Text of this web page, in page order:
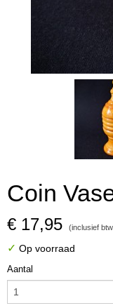
Coin
€ 17,95 (inclusief
✓ Op voorraad
Aantal